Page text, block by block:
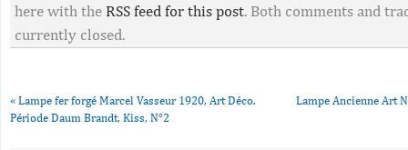
here with the RSS feed for this post. Both comments and
currently closed.
« Lampe fer forgé Marcel Vasseur 1920, Art Déco.
Période Daum Brandt, Kiss, N°2
Lampe Ancienne Art